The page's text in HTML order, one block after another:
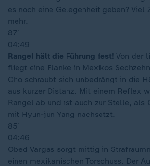
es noch eine Gelegenheit geben? Viel
mehr.
87′
04:49
Rangel hält die Führung fest! Von der
fliegt eine Flanke in Mexikos
Cho schraubt sich unbedrängt in die
aus kurzer Distanz. Mit einem Reflex
Rangel ab und ist auch zur Stelle, als
mit Hyun-jun Yang nachsetzt.
85′
04:46
Obed Vargas sorgt mittig in
einen mexikanischen Torschuss. Der